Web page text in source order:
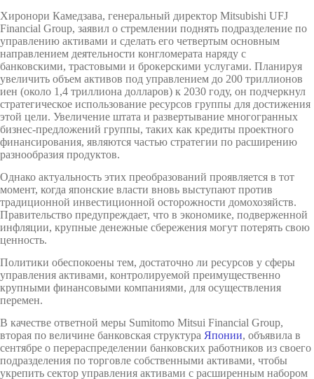
Хиронори Камедзава, генеральный директор Mitsubishi UFJ
Financial Group, заявил о стремлении поднять подразделение по
управлению активами и сделать его четвертым основным
направлением деятельности конгломерата наряду с
банковскими, трастовыми и брокерскими услугами. Планируя
увеличить объем активов под управлением до 200 триллионов
иен (около 1,4 триллиона долларов) к 2030 году, он подчеркнул
стратегическое использование ресурсов группы для достижения
этой цели. Увеличение штата и развертывание многогранных
бизнес-предложений группы, таких как кредиты проектного
финансирования, являются частью стратегии по расширению
разнообразия продуктов.
Однако актуальность этих преобразований проявляется в тот
момент, когда японские власти вновь выступают против
традиционной инвестиционной осторожности домохозяйств.
Правительство предупреждает, что в экономике, подверженной
инфляции, крупные денежные сбережения могут потерять свою
ценность.
Политики обеспокоены тем, достаточно ли ресурсов у сферы
управления активами, контролируемой преимущественно
крупными финансовыми компаниями, для осуществления
перемен.
В качестве ответной меры Sumitomo Mitsui Financial Group,
вторая по величине банковская структура Японии, объявила в
сентябре о перераспределении банковских работников из своего
подразделения по торговле собственными активами, чтобы
укрепить сектор управления активами с расширенным набором